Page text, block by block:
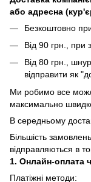
або адресна
Безкоштовно
Від 90 грн., при
Від 80 грн.,
відправити як
Ми робимо все
максимально
В середньому
Більшість
відправляються в
1. Онлайн-оплата
Платіжні методи: